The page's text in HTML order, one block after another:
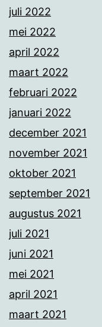
juli 2022
mei 2022
april 2022
maart 2022
februari 2022
januari 2022
december 2021
november 2021
oktober 2021
september 2021
augustus 2021
juli 2021
juni 2021
mei 2021
april 2021
maart 2021